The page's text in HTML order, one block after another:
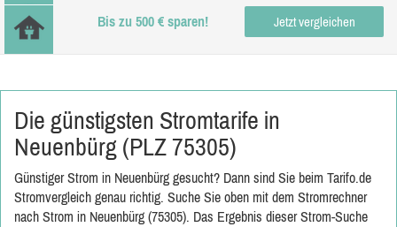
Bis zu 500 € sparen! Jetzt vergleichen
Die günstigsten Stromtarife in
Neuenbürg (PLZ 75305)
Günstiger Strom in Neuenbürg gesucht? Dann sind Sie beim Tarifo.de
Stromvergleich genau richtig. Suche Sie oben mit dem Stromrechner
nach Strom in Neuenbürg (75305). Das Ergebnis dieser Strom-Suche